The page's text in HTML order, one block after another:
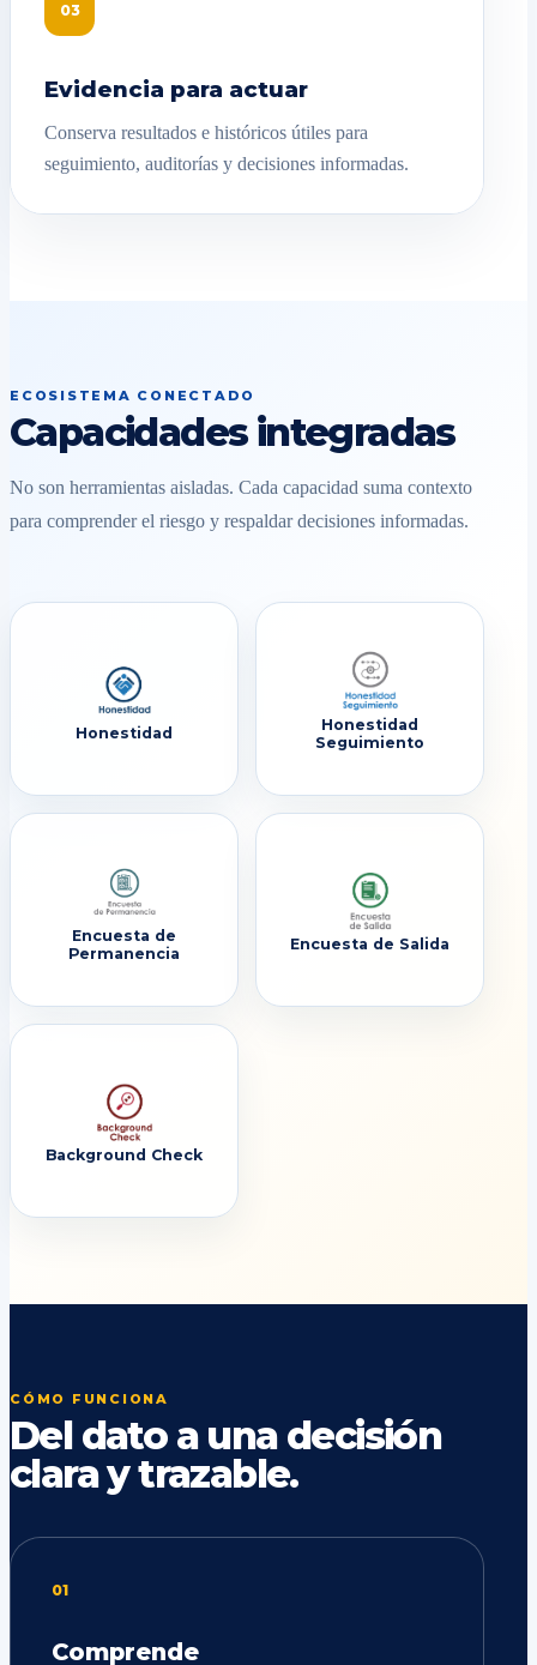
03
Evidencia para actuar
Conserva resultados e históricos útiles para
seguimiento, auditorías y decisiones informadas.
ECOSISTEMA CONECTADO
Capacidades integradas
No son herramientas aisladas. Cada capacidad suma contexto
para comprender el riesgo y respaldar decisiones informadas.
Honestidad
Honestidad
Seguimiento
Encuesta de
Permanencia
Encuesta de Salida
Background Check
CÓMO FUNCIONA
Del dato a una decisión
clara y trazable.
01
Comprende